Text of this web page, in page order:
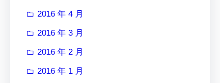
2016 年 4 月
2016 年 3 月
2016 年 2 月
2016 年 1 月